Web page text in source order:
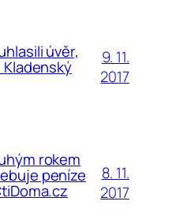
úvěr,
9. 11.
2017
rokem
peníze
8. 11.
2017